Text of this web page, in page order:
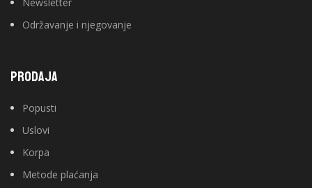
Održavanje i njegovanje
PRODAJA
Popusti
Uslovi
Korpa
Metode plaćanja